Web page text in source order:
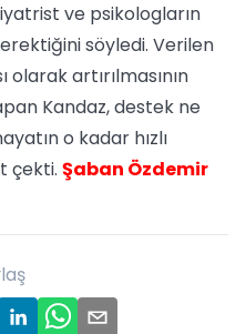
ve psikologların
söyledi. Verilen
olarak artırılmasının
Kandaz, destek ne
o kadar hızlı
çekti. Şaban Özdemir